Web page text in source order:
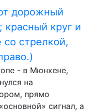
дорожный
красный круг и
стрелкой,
- в Мюнхене,
на
прямо
сигнал, а